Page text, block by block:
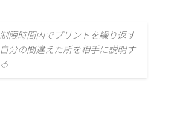
制限時間内でプリントを繰り返す
自分の間違えた所を相手に説明す
る